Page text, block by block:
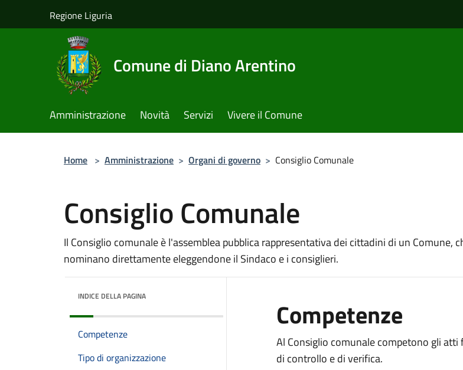
Regione Liguria
Comune di Diano Arentino
Amministrazione Novità Servizi Vivere il Comune
Home > Amministrazione > Organi di governo > Consiglio Comunale
Consiglio Comunale
Il Consiglio comunale è l'assemblea pubblica rappresentativa dei cittadini di un Comune,
nominano direttamente eleggendone il Sindaco e i consiglieri.
INDICE DELLA PAGINA
Competenze
Tipo di organizzazione
Competenze
Al Consiglio comunale competono gli
di controllo e di verifica.